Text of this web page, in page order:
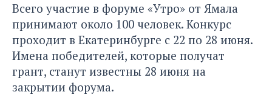
Всего участие в форуме «Утро» от Ямала
принимают около 100 человек. Конкурс
проходит в Екатеринбурге с 22 по 28 июня.
Имена победителей, которые получат
грант, станут известны 28 июня на
закрытии форума.